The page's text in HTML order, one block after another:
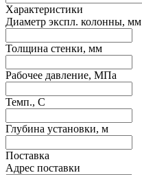
Характеристики
Диаметр экспл. колонны, мм
Толщина стенки, мм
Рабочее давление, МПа
Темп., С
Глубина установки, м
Поставка
Адрес поставки